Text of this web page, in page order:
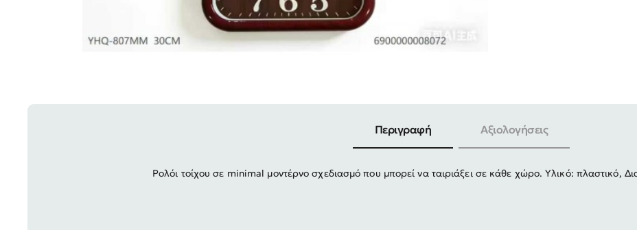
Περιγραφή Αξιολογήσεις
Ρολόι τοίχου σε minimal μοντέρνο σχεδιασμό που μπορεί να ταιριάξει σε κάθε χώρο. Υλικό: πλαστικό,